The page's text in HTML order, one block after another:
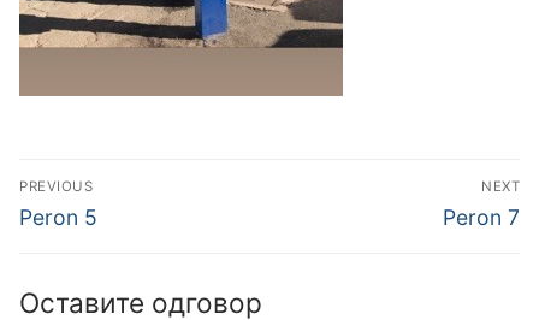
Кретање
чланка
PREVIOUS
Previous
Peron 5
NEXT
Next
Peron 7
Оставите одговор